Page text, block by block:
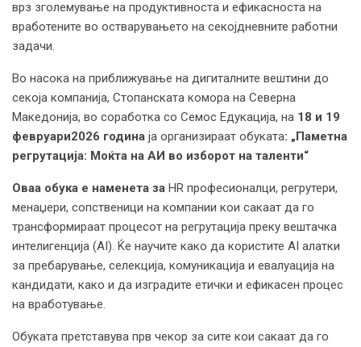
врз зголемување на продуктивноста и ефикасноста на
вработените во остварувањето на секојдневните работни
задачи.
Во насока на приближување на дигиталните вештини до
секоја компанија, Стопанската комора на Северна
Македонија, во соработка со Семос Едукација, на 18 и 19
февруари2026 година ја организираат обуката: „Паметна
регрутација: Моќта на АИ во изборот на таленти“
Оваа обука е наменета за HR професионалци, регрутери,
менаџери, сопственици на компании кои сакаат да го
трансформираат процесот на регрутација преку вештачка
интелигенција (AI). Ќе научите како да користите AI алатки
за пребарување, селекција, комуникација и евалуација на
кандидати, како и да изградите етички и ефикасен процес
на вработување.
Обуката претставува прв чекор за сите кои сакаат да го